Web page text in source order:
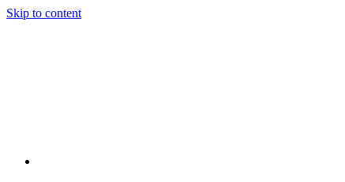
Skip to content